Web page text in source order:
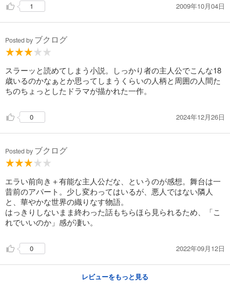
1 2009年10月04日
Posted by ブクログ
スラーッと読めてしまう小説。しっかり者の主人公でこんな18
歳いるのかなぁとか思ってしまうくらいの人柄と周囲の人間た
ちのちょっとしたドラマが描かれた一作。
0 2024年12月26日
Posted by ブクログ
エラい前向き＋有能な主人公だな、というのが感想。舞台は一
昔前のアパート。少し変わってはいるが、悪人ではない隣人
と、華やかな世界の織りなす物語。
はっきりしないまま終わった話もちらほら見られるため、「こ
れでいいのか」感が凄い。
0 2022年09月12日
レビューをもっと見る